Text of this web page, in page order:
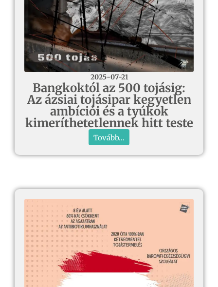
2025-07-21
Bangkoktól az 500 tojásig:
Az ázsiai tojásipar kegyetlen
ambíciói és a tyúkok
kimeríthetetlennek hitt teste
Tovább...